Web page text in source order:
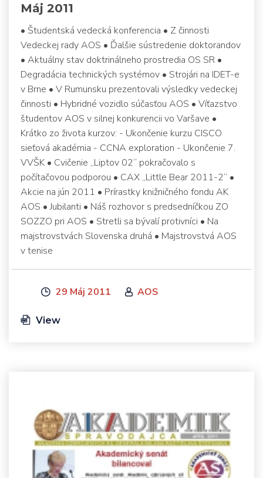
Máj 2011
• Študentská vedecká konferencia • Z činnosti
Vedeckej rady AOS • Ďalšie sústredenie doktorandov
• Aktuálny stav doktrinálneho prostredia OS SR •
Degradácia technických systémov • Strojári na IDET-e
v Brne • V Rumunsku prezentovali výsledky vedeckej
činnosti • Hybridné vozidlo súčasťou AOS • Víťazstvo
študentov AOS v silnej konkurencii vo Varšave •
Krátko zo života kurzov: - Ukončenie kurzu CISCO
sieťová akadémia - CCNA exploration - Ukončenie 7.
VVŠK • Cvičenie „Liptov 02“ pokračovalo s
počítačovou podporou • CAX „Little Bear 2011-2“ •
Akcie na jún 2011 • Prírastky knižničného fondu AK
AOS • Jubilanti • Náš rozhovor s predsedníčkou ZO
SOZZO pri AOS • Stretli sa bývalí protivníci • Na
majstrovstvách Slovenska druhá • Majstrovstvá AOS
v tenise
29 Máj 2011 AOS
View